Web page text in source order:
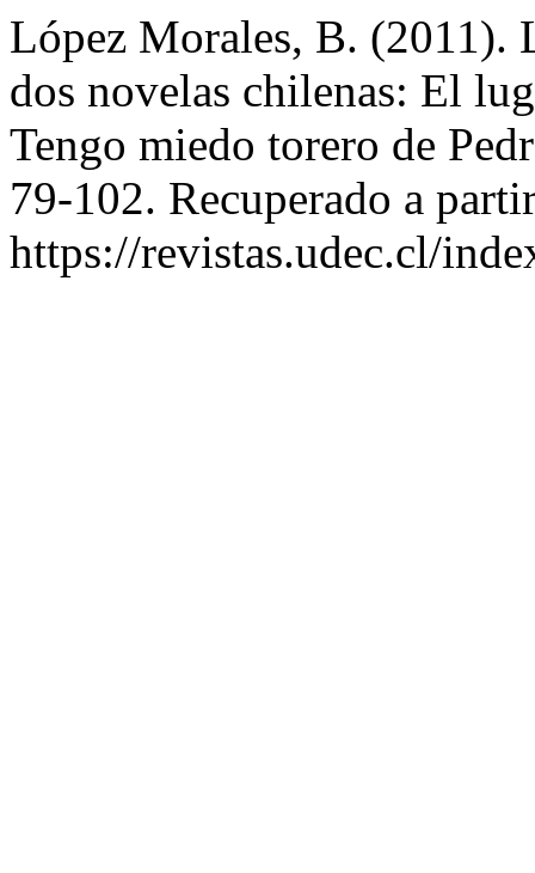
López Morales, B. (2011).
dos novelas chilenas: El
Tengo miedo torero de
79-102. Recuperado a
https://revistas.udec.cl/